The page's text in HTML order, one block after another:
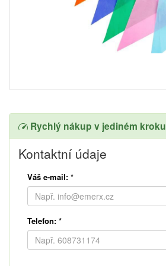
Rychlý nákup v jediném kroku
Kontaktní údaje
Váš e-mail: *
Telefon: *